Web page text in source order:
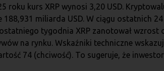
roku kurs XRP wynosi 3,20 USD.
188,931 miliarda USD. W ciągu ostatnich
tygodnia XRP zanotował wzrost
na rynku. Wskaźniki techniczne
74 (chciwość). To sugeruje, że